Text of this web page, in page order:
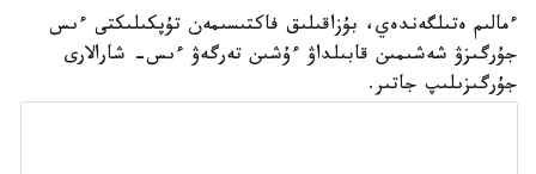
ءمالىم ەتىلگەندەي، بۇزاقىلىق فاكتىسىمەن تۇپكىلىكتى ءىس
جۇرگىزۋ شەشىمىن قابىلداۋ ءۇشىن تەرگەۋ ءىس- شارالارى
جۇرگىزىلىپ جاتىر.